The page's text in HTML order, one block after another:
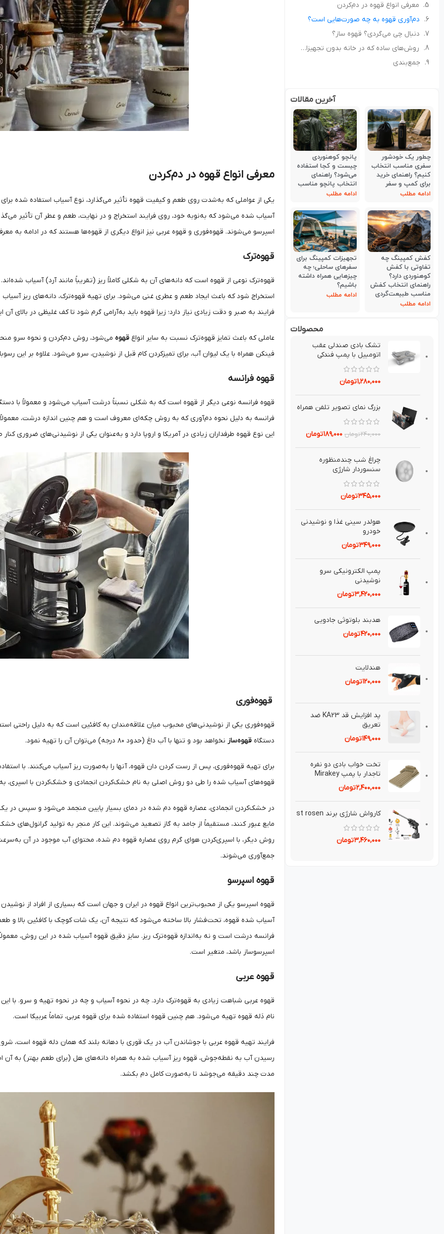
معرفی انواع قهوه در دم‌کردن
دم‌آوری قهوه به چه صورت‌هایی است؟
دنبال چی می‌گردی؟ قهوه ساز؟
روش‌های ساده که در خانه بدون تجهیزات می‌توان استفاده کرد
جمع‌بندی
چطور یک خودشور
سفری مناسب انتخاب
کنیم؟ راهنمای خرید
برای کمپ و سفر
ادامه مطلب
پانچو کوهنوردی
چیست و کجا استفاده
می‌شود؟ راهنمای
انتخاب پانچو مناسب
ادامه مطلب
کفش کمپینگ چه
تفاوتی با کفش
کوهنوردی دارد؟
راهنمای انتخاب کفش
مناسب طبیعت‌گردی
ادامه مطلب
تجهیزات کمپینگ برای
سفرهای ساحلی؛ چه
چیزهایی همراه داشته
باشیم؟
ادامه مطلب
آخرین مقالات
محصولات
تشك بادي صندلي عقب
اتومبيل با پمپ فندکی
۱,۲۸۰,۰۰۰تومان
بزرگ نماي تصوير تلفن همراه
۲۴۰,۰۰۰تومان ۱۸۹,۰۰۰تومان
چراغ شب چندمنظوره
سنسوردار شارژي
۳۴۵,۰۰۰تومان
هولدر سيني غذا و نوشيدني
خودرو
۳۴۹,۰۰۰تومان
پمپ الكترونيكی سرو
نوشيدنی
۳,۴۲۰,۰۰۰تومان
هدبند بلوتوثی جادويی
۴۲۰,۰۰۰تومان
هندلايت
۱۲۰,۰۰۰تومان
پد افزايش قد KA23 ضد
تعريق⁣
۱۴۹,۰۰۰تومان
تخت خواب بادی دو نفره
تاجدار با پمپ Mirakey
۲,۴۰۰,۰۰۰تومان
کارواش شارژی برند st rosen
۳,۴۶۰,۰۰۰تومان
معرفی انواع قهوه در دم‌کردن
یکی از عواملی که به‌شدت روی طعم و کیفیت قهوه تأثیر می‌گذارد، نوع آسیاب استفاده شده
آسیاب شده می‌شود که به‌نوبه خود، روی فرایند استخراج و در نهایت، طعم و عطر آن تأثیر
اسپرسو می‌شوند. قهوه‌فوری و قهوه عربی نیز انواع دیگری از قهوه‌ها هستند که در ادامه به
قهوه‌ترک
قهوه‌ترک نوعی از قهوه است که دانه‌های آن به شکلی کاملاً ریز (تقریباً مانند آرد) آسیاب
فرایند به صبر و دقت زیادی نیاز دارد؛ زیرا قهوه باید به‌آرامی گرم شود تا کف غلیظی در بالای آن
عاملی که باعث تمایز قهوه‌ترک نسبت به سایر انواع قهوه می‌شود، روش دم‌کردن و نحوه سرو
فینکن همراه با یک لیوان آب، برای تمیزکردن کام قبل از نوشیدن، سرو می‌شود. علاوه بر این
قهوه فرانسه
قهوه فرانسه نوعی دیگر از قهوه است که به شکلی نسبتاً درشت آسیاب می‌شود و معمولاً با
فرانسه به دلیل نحوه دم‌آوری که به روش چکه‌ای معروف است و هم چنین اندازه درشت،
این نوع قهوه طرفداران زیادی در آمریکا و اروپا دارد و به‌عنوان یکی از نوشیدنی‌های ضروری
قهوه‌فوری
قهوه‌فوری یکی از نوشیدنی‌های محبوب میان علاقه‌مندان به کافئین است که به دلیل راحتی
دستگاه قهوه‌سازنخواهد بود و تنها با آب داغ (حدود ۸۰ درجه) می‌توان آن را تهیه نمود.
برای تهیه قهوه‌فوری، پس از رست کردن دان قهوه، آنها را به‌صورت ریز آسیاب می‌کنند. با
قهوه‌های آسیاب شده را طی دو روش اصلی به نام خشک‌کردن انجمادی و خشک‌کردن با اسپری،
در خشک‌کردن انجمادی، عصاره قهوه دم شده در دمای بسیار پایین منجمد می‌شود و سپس در یک
مایع عبور کنند، مستقیماً از جامد به گاز تصعید می‌شوند. این کار منجر به تولید
روش دیگر، با اسپری‌کردن هوای گرم روی عصاره قهوه دم شده، محتوای آب موجود در آن
جمع‌آوری می‌شوند.
قهوه اسپرسو
قهوه اسپرسو یکی از محبوب‌ترین انواع قهوه در ایران و جهان است که بسیاری از افراد از
آسیاب شده قهوه، تحت‌فشار بالا ساخته می‌شود که نتیجه آن، یک شات کوچک با کافئین بالا و
فرانسه درشت است و نه به‌اندازه قهوه‌ترک ریز. سایز دقیق قهوه آسیاب شده در این روش،
اسپرسوساز باشد، متغیر است.
قهوه عربی
قهوه عربی شباهت زیادی به قهوه‌ترک دارد. چه در نحوه آسیاب و چه در نحوه تهیه و سرو. با
نام دَله قهوه تهیه می‌شود. هم چنین قهوه استفاده شده برای قهوه عربی، تماماً عربیکا است.
فرایند تهیه قهوه عربی با جوشاندن آب در یک قوری با دهانه بلند که همان دله قهوه است،
رسیدن آب به نقطه‌جوش، قهوه ریز آسیاب شده به همراه دانه‌های هل (برای طعم بهتر) به
مدت چند دقیقه می‌جوشد تا به‌صورت کامل دم بکشد.